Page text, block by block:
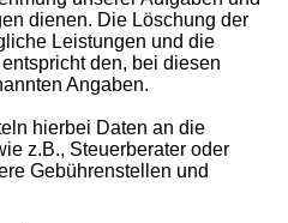
dienen. Die Löschung der
Leistungen und die
den, bei diesen
Angaben.
hierbei Daten an die
z.B., Steuerberater oder
Gebührenstellen und